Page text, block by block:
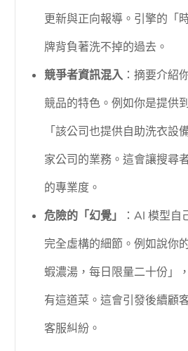
更新與正向報導。引擎的「
牌背負著洗不掉的過去。
競爭者資訊混入 ：摘要介紹
競品的特色。例如你是提供
「該公司也提供自助洗衣設
家公司的業務。這會讓搜尋
的專業度。
危險的「幻覺」
：AI 模型
完全虛構的細節。例如說你
蝦濃湯，每日限量二十份」
有這道菜。這會引發後續顧
客服糾紛。